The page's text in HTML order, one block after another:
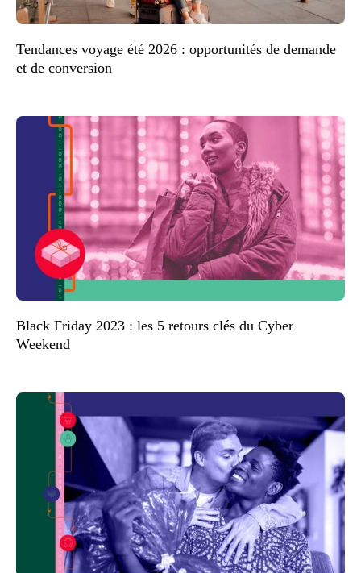
Tendances voyage été 2026 : opportunités de demande
et de conversion
Black Friday 2023 : les 5 retours clés du Cyber
Weekend